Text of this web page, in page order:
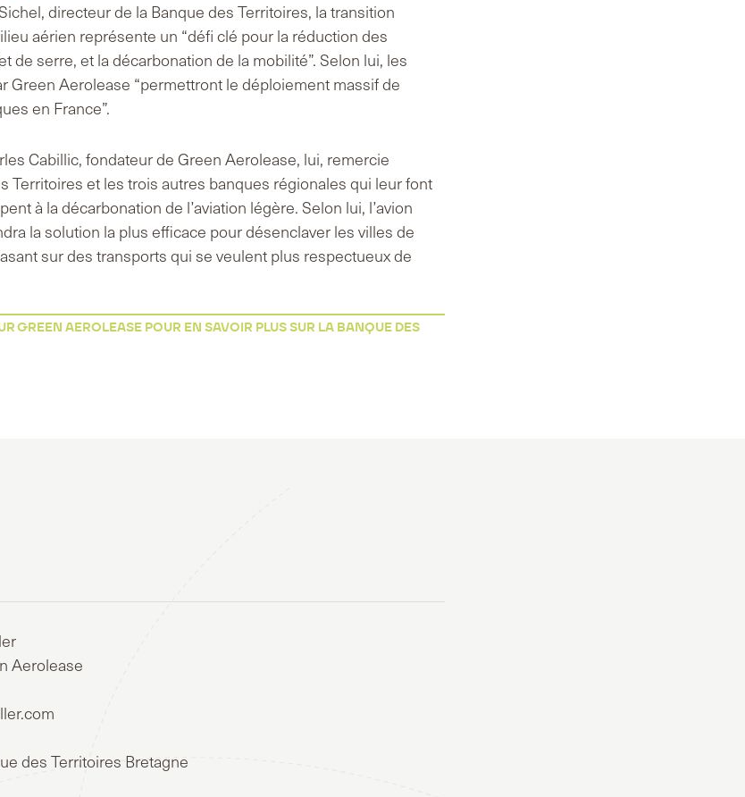
directeur de la Banque des Territoires, la transition
aérien représente un “défi clé pour la réduction des
de serre, et la décarbonation de la mobilité”. Selon lui, les
Green Aerolease “permettront le déploiement massif de
en France”.
Cabillic, fondateur de Green Aerolease, lui, remercie
Territoires et les trois autres banques régionales qui leur font
à la décarbonation de l’aviation légère. Selon lui, l’avion
la solution la plus efficace pour désenclaver les villes de
sur des transports qui se veulent plus respectueux de
GREEN AEROLEASE POUR EN SAVOIR PLUS SUR LA BANQUE DES
Aerolease
des Territoires Bretagne